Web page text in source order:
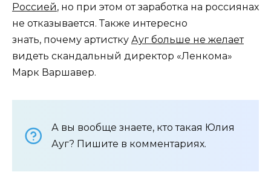
Россией, но при этом от заработка на россиянах
не отказывается. Также интересно
знать, почему артистку Ауг больше не желает
видеть скандальный директор «Ленкома»
Марк Варшавер.
А вы вообще знаете, кто такая Юлия
Ауг? Пишите в комментариях.